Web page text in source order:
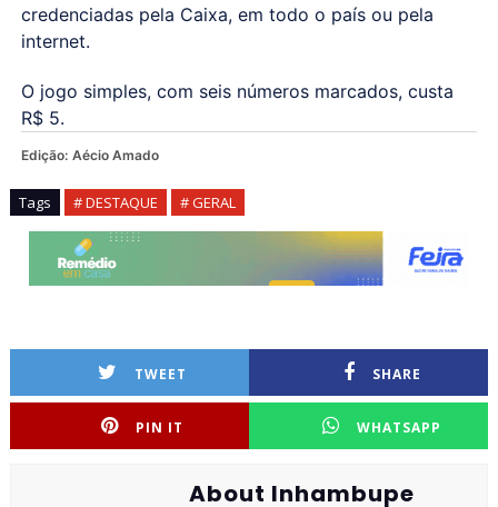
credenciadas pela Caixa, em todo o país ou pela
internet.
O jogo simples, com seis números marcados, custa
R$ 5.
Edição: Aécio Amado
Tags # DESTAQUE # GERAL
TWEET SHARE
PIN IT WHATSAPP
About Inhambupe